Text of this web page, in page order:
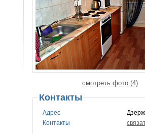
смотреть фото (4)
Контакты
Адрес
Контакты